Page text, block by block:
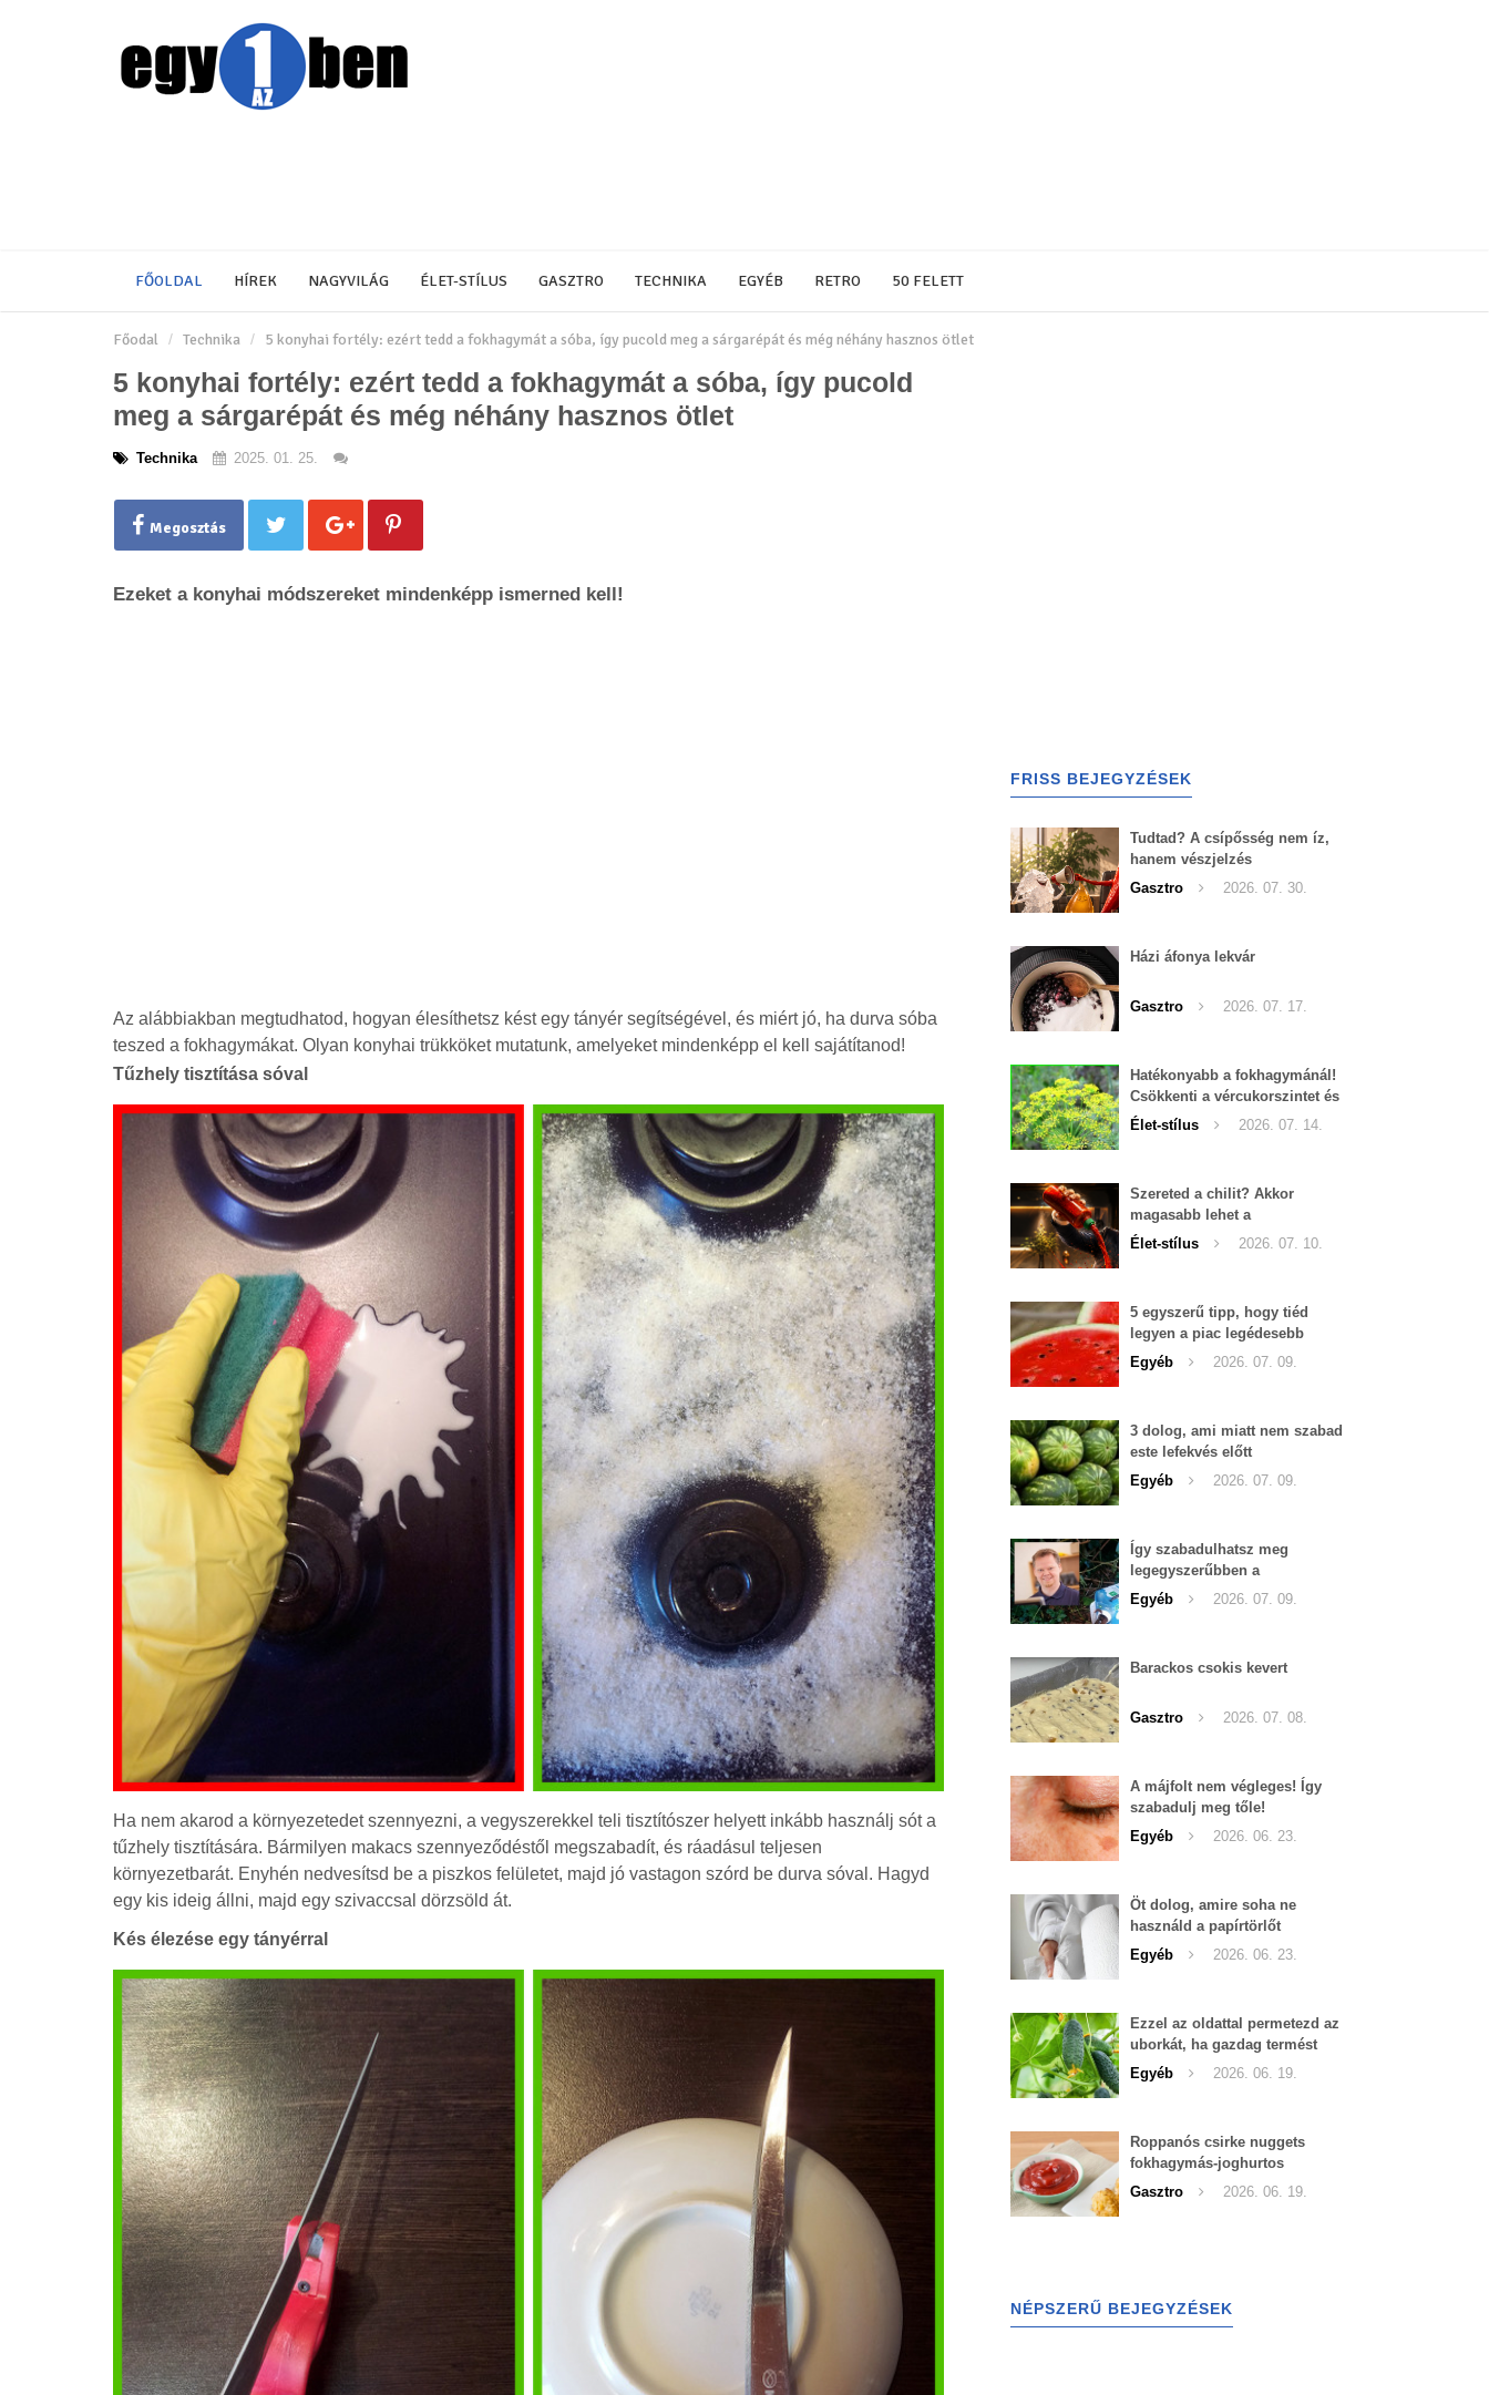
FŐOLDAL HÍREK NAGYVILÁG ÉLET-STÍLUS GASZTRO TECHNIKA EGYÉB RETRO 50 FELETT
Főodal Technika 5 konyhai fortély: ezért tedd a fokhagymát a sóba, így pucold meg a sárgarépát és még néhány hasznos ötlet
5 konyhai fortély: ezért tedd a fokhagymát a sóba, így pucold
meg a sárgarépát és még néhány hasznos ötlet
Technika 2025. 01. 25.
Megosztás
Ezeket a konyhai módszereket mindenképp ismerned kell!
Az alábbiakban megtudhatod, hogyan élesíthetsz kést egy tányér segítségével, és miért jó, ha durva sóba
teszed a fokhagymákat. Olyan konyhai trükköket mutatunk, amelyeket mindenképp el kell sajátítanod!
Tűzhely tisztítása sóval
Ha nem akarod a környezetedet szennyezni, a vegyszerekkel teli tisztítószer helyett inkább használj sót a
tűzhely tisztítására. Bármilyen makacs szennyeződéstől megszabadít, és ráadásul teljesen
környezetbarát. Enyhén nedvesítsd be a piszkos felületet, majd jó vastagon szórd be durva sóval. Hagyd
egy kis ideig állni, majd egy szivaccsal dörzsöld át.
Kés élezése egy tányérral
FRISS BEJEGYZÉSEK
Tudtad? A csípősség nem íz,
hanem vészjelzés
Gasztro
2026. 07. 30.
Házi áfonya lekvár
Gasztro 2026. 07. 17.
Hatékonyabb a fokhagymánál!
Csökkenti a vércukorszintet és
a magas vérnyomást is!
Élet-stílus 2026. 07. 14.
Szereted a chilit? Akkor
magasabb lehet a
tesztoszteron-szinted
Élet-stílus 2026. 07. 10.
5 egyszerű tipp, hogy tiéd
legyen a piac legédesebb
görögdinnyéje
Egyéb 2026. 07. 09.
3 dolog, ami miatt nem szabad
este lefekvés előtt
görögdinnyét enni
Egyéb 2026. 07. 09.
Így szabadulhatsz meg
legegyszerűbben a
pucércsigáktól
Egyéb 2026. 07. 09.
Barackos csokis kevert
Gasztro 2026. 07. 08.
A májfolt nem végleges! Így
szabadulj meg tőle!
Egyéb
2026. 06. 23.
Öt dolog, amire soha ne
használd a papírtörlőt
Egyéb
2026. 06. 23.
Ezzel az oldattal permetezd az
uborkát, ha gazdag termést
szeretnél begyűjteni
Egyéb 2026. 06. 19.
Roppanós csirke nuggets
fokhagymás-joghurtos
szósszal
Gasztro 2026. 06. 19.
NÉPSZERŰ BEJEGYZÉSEK